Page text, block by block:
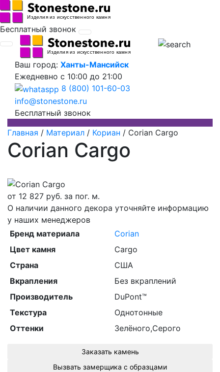
Бесплатный звонок
Ваш город: Ханты-Мансийск
Ежедневно с 10:00 до 21:00
8 (800) 101-60-03
info@stonestone.ru
Бесплатный звонок
Главная / Материал / Кориан / Corian Cargo
Corian Cargo
от 12 827 руб. за пог. м.
О наличии данного декора уточняйте информацию
у наших менеджеров
Бренд материала
Corian
Цвет камня
Cargo
Страна
США
Вкрапления
Без вкраплений
Производитель
DuPont™
Текстура
Однотонные
Оттенки
Зелёного,Серого
Заказать камень
Вызвать замерщика с образцами